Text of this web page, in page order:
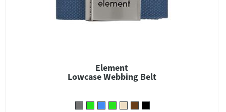
Element
Lowcase Webbing Belt